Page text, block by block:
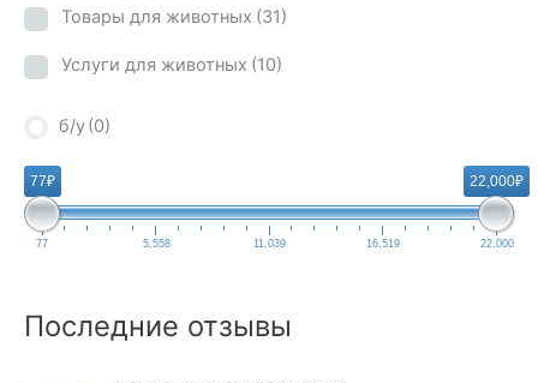
Товары для животных (31)
Услуги для животных (10)
б/у(0)
77₽ 22,000₽
77 5,558 11,039 16,519 22,000
Последние отзывы